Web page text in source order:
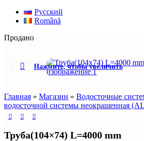
Русский
Română
Продано
Нажмите, чтобы увеличить
Главная » Магазин » Водосточные
водосточной системы неокрашенная
Труба(104×74) L=4000 mm